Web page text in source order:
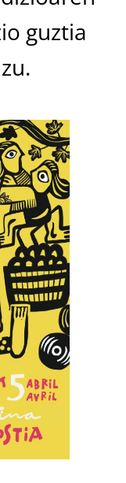
guztia